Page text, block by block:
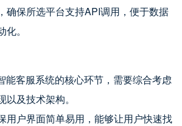
确保所选平台支持API调用，便于数据
。
能客服系统的核心环节，需要综合考虑
及技术架构。
用户界面简单易用，能够让用户快速找